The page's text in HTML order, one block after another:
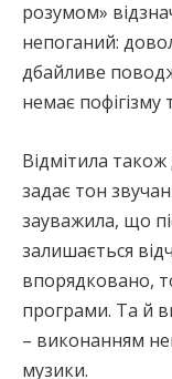
розумом»
непоганий:
дбайливе
немає пофігізму
Відмітила також
задає тон
зауважила, що
залишається
впорядковано,
програми. Та й
– виконанням
музики.